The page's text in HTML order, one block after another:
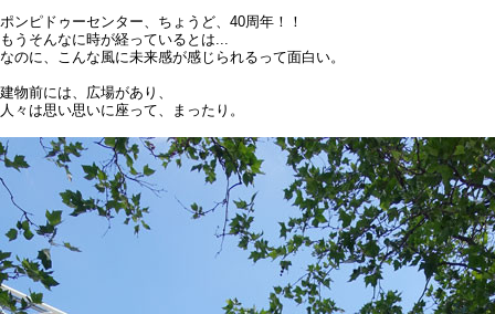
ポンピドゥーセンター、ちょうど、40周年！！
もうそんなに時が経っているとは...
なのに、こんな風に未来感が感じられるって面白い。
建物前には、広場があり、
人々は思い思いに座って、まったり。